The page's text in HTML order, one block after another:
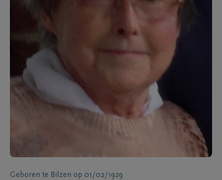
Geboren te Bilzen op 01/02/1929